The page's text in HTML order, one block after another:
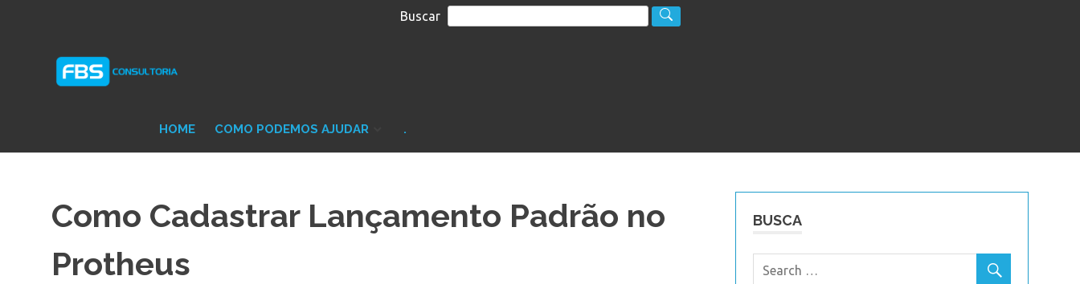
Buscar
Protheus
TOTVS
HOME COMO PODEMOS AJUDAR .
Como Cadastrar Lançamento Padrão no
Protheus
BUSCA